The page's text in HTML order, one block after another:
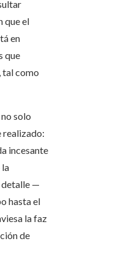
que el
en
que
tal como
solo
realizado:
incesante
detalle —
hasta el
la faz
de